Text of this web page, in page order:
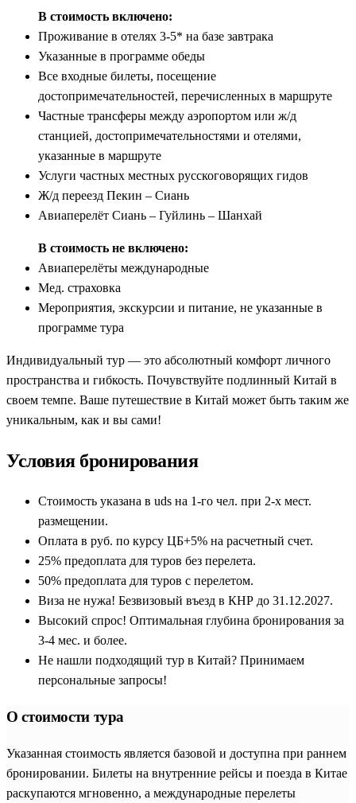
В стоимость включено:
Проживание в отелях 3-5* на базе завтрака
Указанные в программе обеды
Все входные билеты, посещение
достопримечательностей, перечисленных в маршруте
Частные трансферы между аэропортом или ж/д
станцией, достопримечательностями и отелями,
указанные в маршруте
Услуги частных местных русскоговорящих гидов
Ж/д переезд Пекин – Сиань
Авиаперелёт Сиань – Гуйлинь – Шанхай
В стоимость не включено:
Авиаперелёты международные
Мед. страховка
Мероприятия, экскурсии и питание, не указанные в
программе тура
Индивидуальный тур — это абсолютный комфорт личного
пространства и гибкость. Почувствуйте подлинный Китай в
своем темпе. Ваше путешествие в Китай может быть таким же
уникальным, как и вы сами!
Условия бронирования
Стоимость указана в uds на 1-го чел. при 2-х мест.
размещении.
Оплата в руб. по курсу ЦБ+5% на расчетный счет.
25% предоплата для туров без перелета.
50% предоплата для туров с перелетом.
Виза не нужа! Безвизовый въезд в КНР до 31.12.2027.
Высокий спрос! Оптимальная глубина бронирования за
3-4 мес. и более.
Не нашли подходящий тур в Китай? Принимаем
персональные запросы!
О стоимости тура
Указанная стоимость является базовой и доступна при раннем
бронировании. Билеты на внутренние рейсы и поезда в Китае
раскупаются мгновенно, а международные перелеты